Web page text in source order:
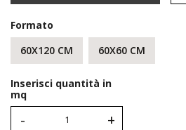
Formato
60X120 CM
60X60 CM
Inserisci quantità in
mq
- +